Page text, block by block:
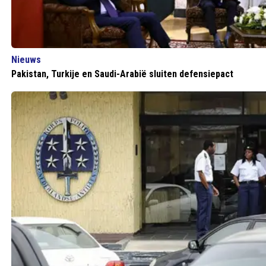
Nieuws
Pakistan, Turkije en Saudi-Arabië sluiten defensiepact